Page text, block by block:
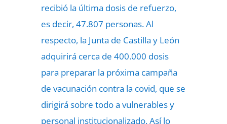
recibió la última dosis de refuerzo,
es decir, 47.807 personas. Al
respecto, la Junta de Castilla y León
adquirirá cerca de 400.000 dosis
para preparar la próxima campaña
de vacunación contra la covid, que se
dirigirá sobre todo a vulnerables y
personal institucionalizado. Así lo